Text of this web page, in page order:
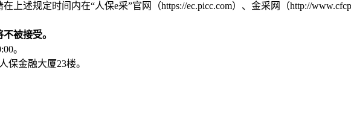
在上述规定时间内在“人保e采”官网（https://ec.picc.com）、金采网（http://
不被接受。
:00。
保金融大厦23楼。